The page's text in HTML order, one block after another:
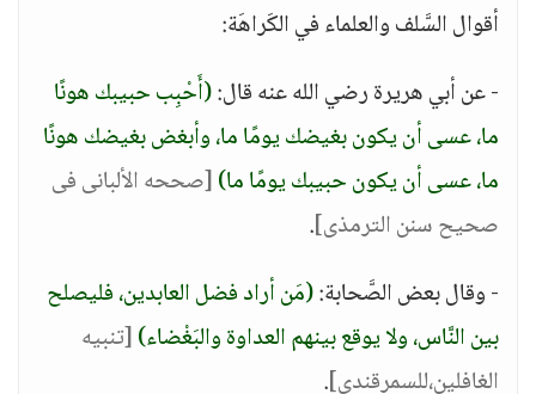
أقوال السَّلف والعلماء في الكَراهَة:
- عن أبي هريرة رضي الله عنه قال:(أَحْبِب حبيبك هونًا
ما، عسى أن يكون بغيضك يومًا ما، وأبغض بغيضك هونًا
ما، عسى أن يكون حبيبك يومًا ما)[صححه الألبانى فى
صحيح سنن الترمذى].
- وقال بعض الصَّحابة:(مَن أراد فضل العابدين، فليصلح
بين النَّاس، ولا يوقع بينهم العداوة والبَغْضاء)[تنبيه
الغافلين،للسمرقندى].